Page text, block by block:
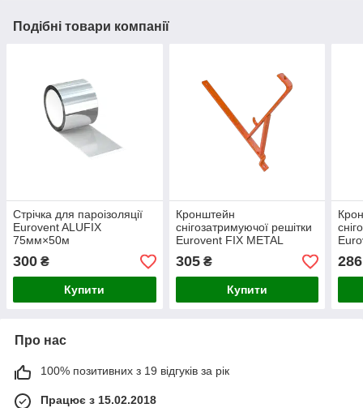
Подібні товари компанії
Стрічка для пароізоляції
Eurovent ALUFIX
75мм×50м
300 ₴
Купити
Кронштейн
снігозатримуючої решітки
Eurovent FIX METAL
305₴
Купити
286
Про нас
100% позитивних з 19 відгуків за рік
Працює з 15.02.2018